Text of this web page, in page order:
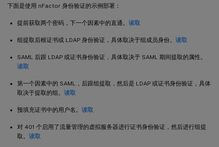
下面是使用 nFactor 身份验证的示例部署：
提前获取两个密码，下一个因素中的直通。 读取
组提取后根证书或 LDAP 身份验证，具体取决于组成员身份。 读取
SAML 后跟 LDAP 或证书身份验证，具体取决于 SAML 期间提取的属性。
读取
第一个因素中的 SAML，后跟组提取，然后是 LDAP 或证书身份验证，具体
取决于提取的组。 读取
预填充证书中的用户名。 读取
对 401 个启用了流量管理的虚拟服务器进行证书身份验证，然后进行组提
取。 读取